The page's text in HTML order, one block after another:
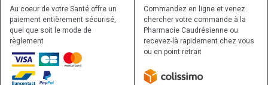
Au coeur de votre Santé offre un
paiement entièrement sécurisé,
quel que soit le mode de
règlement
Commandez en ligne et venez
chercher votre commande à la
Pharmacie Caudrésienne ou
recevez-là rapidement chez vous
ou en point retrait